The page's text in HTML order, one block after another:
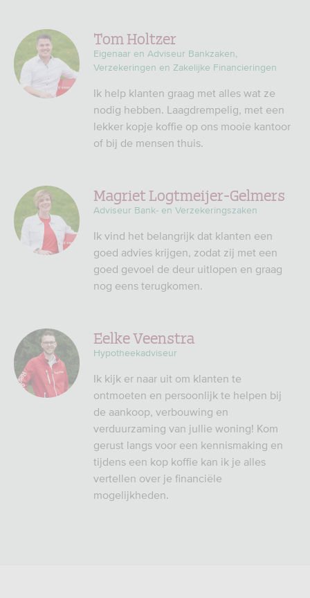
Tom Holtzer
Eigenaar en Adviseur Bankzaken,
Verzekeringen en Zakelijke Financieringen
Ik help klanten graag met alles wat ze
nodig hebben. Laagdrempelig, met een
lekker kopje koffie op ons mooie kantoor
of bij de mensen thuis.
Magriet Logtmeijer-Gelmers
Adviseur Bank- en Verzekeringszaken
Ik vind het belangrijk dat klanten een
goed advies krijgen, zodat zij met een
goed gevoel de deur uitlopen en graag
nog eens terugkomen.
Eelke Veenstra
Hypotheekadviseur
Ik kijk er naar uit om klanten te
ontmoeten en persoonlijk te helpen bij
de aankoop, verbouwing en
verduurzaming van jullie woning! Kom
gerust langs voor een kennismaking en
tijdens een kop koffie kan ik je alles
vertellen over je financiële
mogelijkheden.